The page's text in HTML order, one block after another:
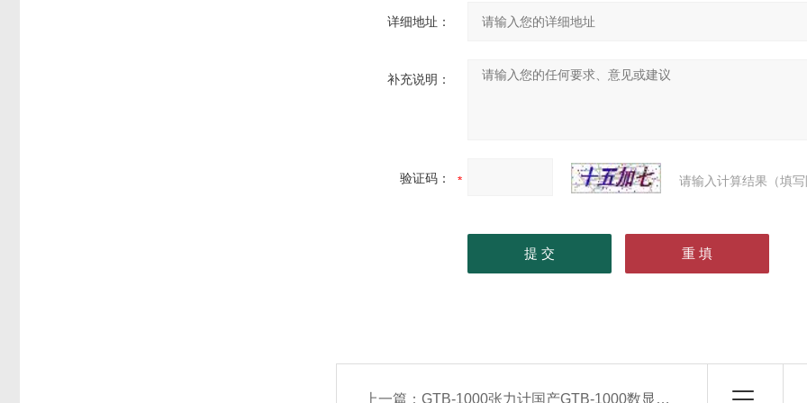
详细地址：
补充说明：
验证码： 请输入计算结果（填
上一篇：GTB-1000张力计国产GTB-1000数显张力计